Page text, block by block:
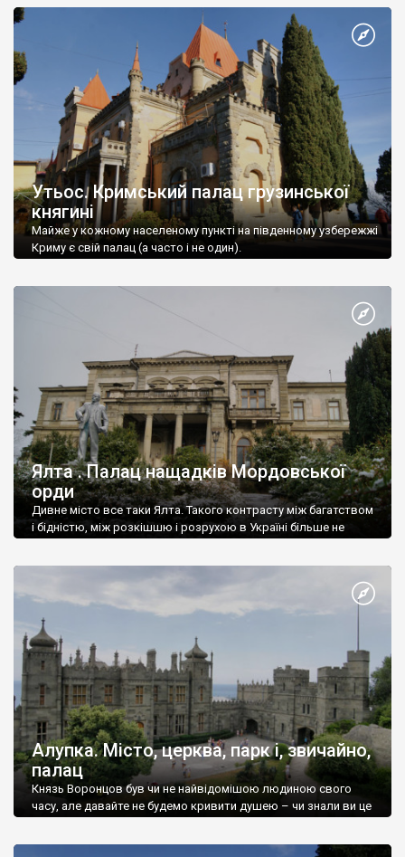
Утьос. Кримський палац грузинської
княгині
Майже у кожному населеному пункті на південному узбережжі
Криму є свій палац (а часто і не один).
Ялта . Палац нащадків Мордовської
орди
Дивне місто все таки Ялта. Такого контрасту між багатством
і бідністю, між розкішшю і розрухою в Україні більше не
Алупка. Місто, церква, парк і, звичайно,
палац
Князь Воронцов був чи не найвідомішою людиною свого
часу, але давайте не будемо кривити душею – чи знали ви це